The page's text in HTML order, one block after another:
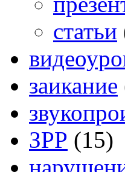
статьи
заикание
ЗРР (15)